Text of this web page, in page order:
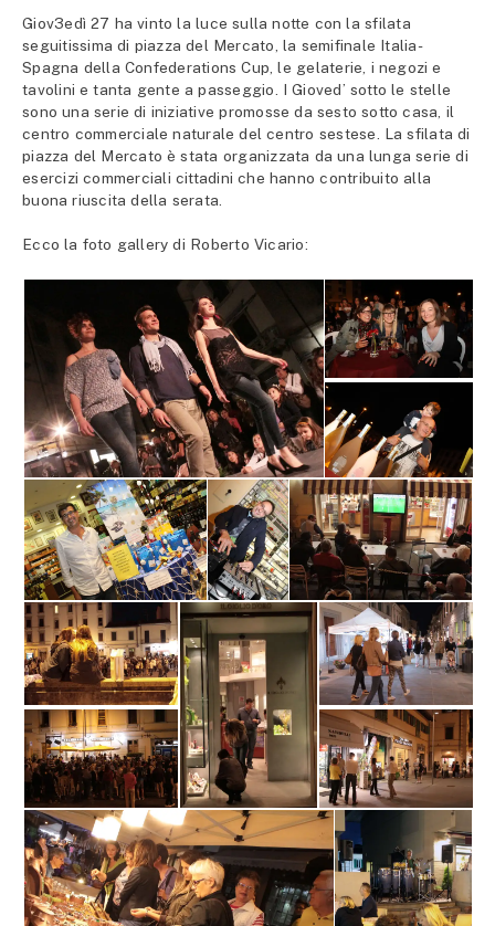
Giov3edì 27 ha vinto la luce sulla notte con la sfilata
seguitissima di piazza del Mercato, la semifinale Italia-
Spagna della Confederations Cup, le gelaterie, i negozi e
tavolini e tanta gente a passeggio. I Gioved’ sotto le stelle
sono una serie di iniziative promosse da sesto sotto casa, il
centro commerciale naturale del centro sestese. La sfilata di
piazza del Mercato è stata organizzata da una lunga serie di
esercizi commerciali cittadini che hanno contribuito alla
buona riuscita della serata.
Ecco la foto gallery di Roberto Vicario: